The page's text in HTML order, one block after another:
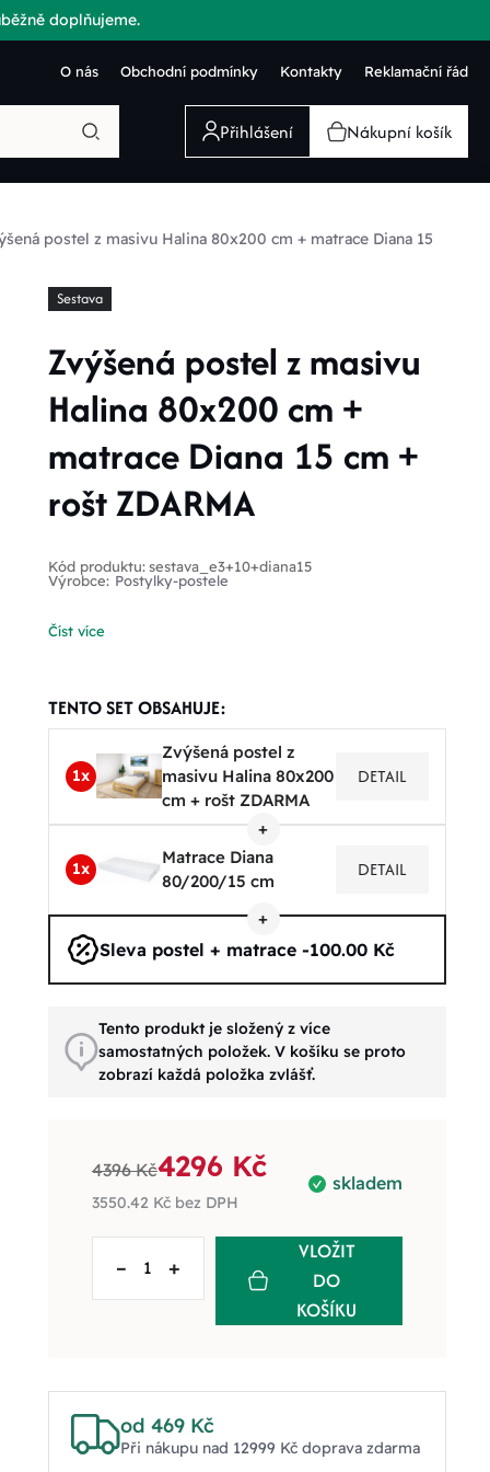
doplňujeme.
O nás Obchodní podmínky Kontakty Reklamační řád
Přihlášení Nákupní košík
postel z masivu Halina 80x200 cm + matrace Diana 15
Sestava
Zvýšená postel z masivu
Halina 80x200 cm +
matrace Diana 15 cm +
rošt ZDARMA
Kód produktu:sestava_e3+10+diana15
Výrobce: Postylky-postele
Číst více
TENTO SET OBSAHUJE:
1x
Zvýšená postel z
masivu Halina 80x200
cm + rošt ZDARMA
DETAIL
1x
Matrace Diana
80/200/15 cm
DETAIL
Sleva postel + matrace -100.00 Kč
Tento produkt je složený z více
samostatných položek. V košíku se proto
zobrazí každá položka zvlášť.
skladem
4396 Kč4296 Kč
3550.42 Kčbez DPH
– +
VLOŽIT
DO
KOŠÍKU
od 469 Kč
Při nákupu nad 12999 Kč doprava zdarma